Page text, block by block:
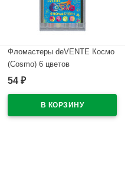
Фломастеры deVENTE Космо
(Cosmo) 6 цветов
пластиковый блистер
54 ₽